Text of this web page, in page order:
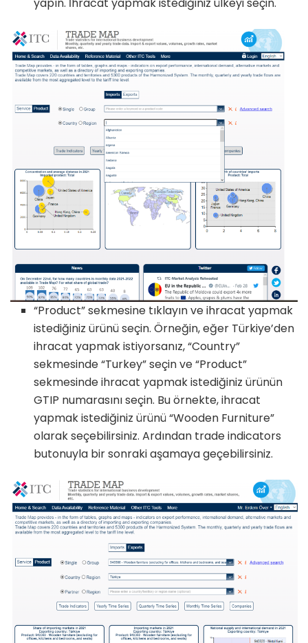
yapın. İhracat yapmak istediğiniz ülkeyi seçin.
“Product” sekmesine tıklayın ve ihracat yapmak
istediğiniz ürünü seçin. Örneğin, eğer Türkiye’den
ihracat yapmak istiyorsanız, “Country”
sekmesinde “Turkey” seçin ve “Product”
sekmesinde ihracat yapmak istediğiniz ürünün
GTIP numarasını seçin. Bu örnekte, ihracat
yapmak istediğiniz ürünü “Wooden Furniture”
olarak seçebilirsiniz. Ardından trade indicators
butonuyla bir sonraki aşamaya geçebilirsiniz.